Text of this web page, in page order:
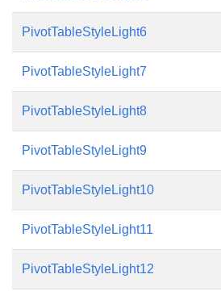
PivotTableStyleLight6
PivotTableStyleLight7
PivotTableStyleLight8
PivotTableStyleLight9
PivotTableStyleLight10
PivotTableStyleLight11
PivotTableStyleLight12